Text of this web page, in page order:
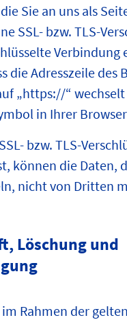
Sie an uns als
SSL- bzw. TLS-
Verbindung
die Adresszeile des
„https://“
in Ihrer
bzw. TLS-
können die Daten,
nicht von Dritten
Löschung und
Rahmen der